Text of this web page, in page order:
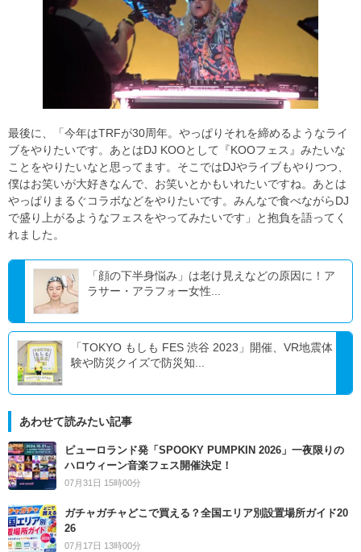
最後に、「今年はTRFが30周年。やっぱりそれを締めるようなライ
ブをやりたいです。あとはDJ KOOとして『KOOフェス』みたいな
ことをやりたいなと思ってます。そこではDJやライブもやりつつ、
僕はお笑いが大好きなんで、お笑いとかもいれたいですね。あとは
やっぱりまるぐコラボなどをやりたいです。みんなで食べながらDJ
で盛り上がるようなフェスをやってみたいです」と抱負を語ってく
れました。
「顔の下半身悩み」は老け見えなどの原因に！ア
ラサー・アラフォー女性...
「TOKYO もしも FES 渋谷 2023」開催、VR地震体
験や防災クイズで防災知...
あわせて読みたい記事
ピューロランド発「SPOOKY PUMPKIN 2026」一夜限りの
ハロウィーン音楽フェス開催決定！
07月31日 15時00分
ガチャガチャどこで買える？全国エリア別設置場所ガイド20
26
07月17日 13時00分